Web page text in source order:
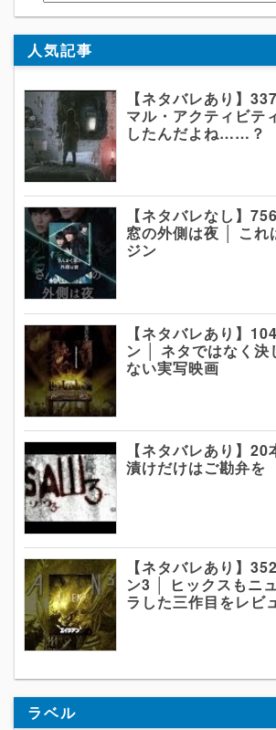
人気記事
【ネタバレあり】
マル・アクティビテ
したんだよね……？
【ネタバレなし】
窓の外側は夜 │ これ
ジン
【ネタバレあり】
ン │ ネタではなく決
ない実写映画
【ネタバレあり】
漬けだけはご勘弁を
【ネタバレあり】
ン3 │ ヒックスもニ
ラした三作目をレビ
ラベル